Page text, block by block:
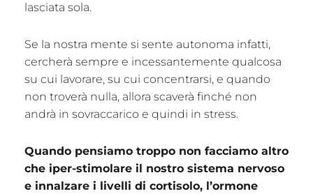
lasciata sola.
Se la nostra mente si sente autonoma infatti,
cercherà sempre e incessantemente qualcosa
su cui lavorare, su cui concentrarsi, e quando
non troverà nulla, allora scaverà finché non
andrà in sovraccarico e quindi in stress.
Quando pensiamo troppo non facciamo altro
che iper-stimolare il nostro sistema nervoso
e innalzare i livelli di cortisolo, l’ormone